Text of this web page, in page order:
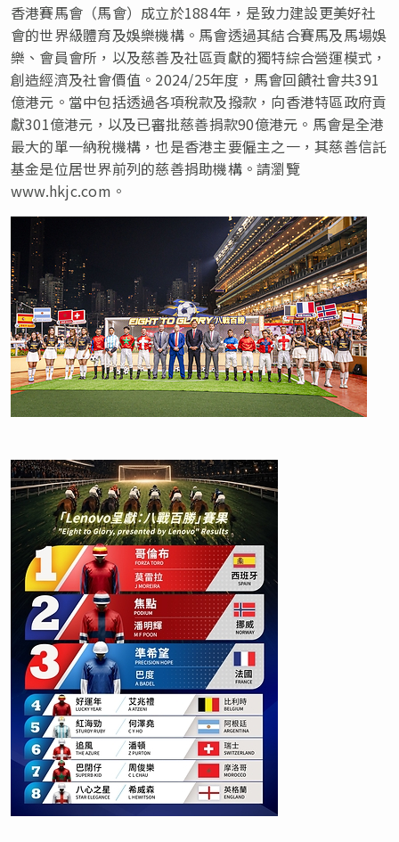
香港賽馬會（馬會）成立於1884年，是致力建設更美好社
會的世界級體育及娛樂機構。馬會透過其結合賽馬及馬場娛
樂、會員會所，以及慈善及社區貢獻的獨特綜合營運模式，
創造經濟及社會價值。2024/25年度，馬會回饋社會共391
億港元。當中包括透過各項稅款及撥款，向香港特區政府貢
獻301億港元，以及已審批慈善捐款90億港元。馬會是全港
最大的單一納稅機構，也是香港主要僱主之一，其慈善信託
基金是位居世界前列的慈善捐助機構。請瀏覽
www.hkjc.com。